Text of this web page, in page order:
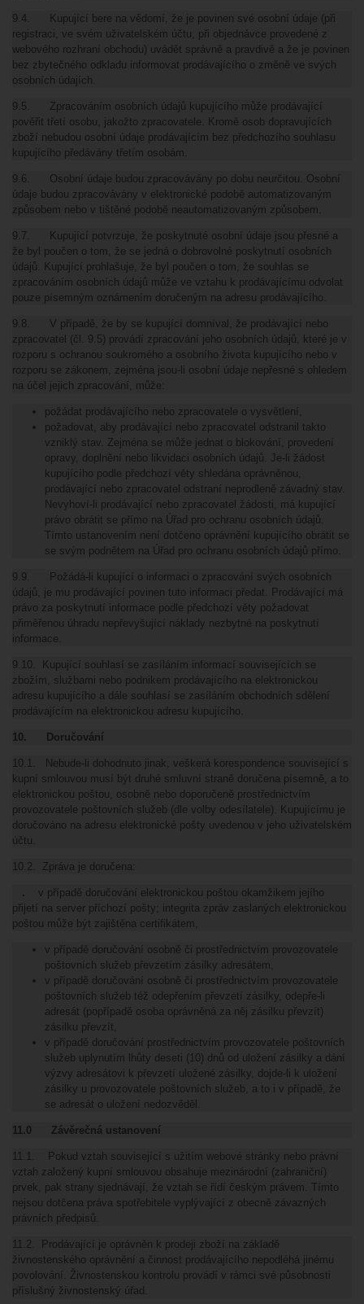
9.4. Kupující bere na vědomí, že je povinen své osobní údaje (při
registraci, ve svém uživatelském účtu, při objednávce provedené z
webového rozhraní obchodu) uvádět správně a pravdivě a že je povinen
bez zbytečného odkladu informovat prodávajícího o změně ve svých
osobních údajích.
9.5. Zpracováním osobních údajů kupujícího může prodávající
pověřit třetí osobu, jakožto zpracovatele. Kromě osob dopravujících
zboží nebudou osobní údaje prodávajícím bez předchozího souhlasu
kupujícího předávány třetím osobám.
9.6. Osobní údaje budou zpracovávány po dobu neurčitou. Osobní
údaje budou zpracovávány v elektronické podobě automatizovaným
způsobem nebo v tištěné podobě neautomatizovaným způsobem.
9.7. Kupující potvrzuje, že poskytnuté osobní údaje jsou přesné a
že byl poučen o tom, že se jedná o dobrovolné poskytnutí osobních
údajů. Kupující prohlašuje, že byl poučen o tom, že souhlas se
zpracováním osobních údajů může ve vztahu k prodávajícímu odvolat
pouze písemným oznámením doručeným na adresu prodávajícího.
9.8. V případě, že by se kupující domníval, že prodávající nebo
zpracovatel (čl. 9.5) provádí zpracování jeho osobních údajů, které je v
rozporu s ochranou soukromého a osobního života kupujícího nebo v
rozporu se zákonem, zejména jsou-li osobní údaje nepřesné s ohledem
na účel jejich zpracování, může:
požádat prodávajícího nebo zpracovatele o vysvětlení,
požadovat, aby prodávající nebo zpracovatel odstranil takto
vzniklý stav. Zejména se může jednat o blokování, provedení
opravy, doplnění nebo likvidaci osobních údajů. Je-li žádost
kupujícího podle předchozí věty shledána oprávněnou,
prodávající nebo zpracovatel odstraní neprodleně závadný stav.
Nevyhoví-li prodávající nebo zpracovatel žádosti, má kupující
právo obrátit se přímo na Úřad pro ochranu osobních údajů.
Tímto ustanovením není dotčeno oprávnění kupujícího obrátit se
se svým podnětem na Úřad pro ochranu osobních údajů přímo.
9.9. Požádá-li kupující o informaci o zpracování svých osobních
údajů, je mu prodávající povinen tuto informaci předat. Prodávající má
právo za poskytnutí informace podle předchozí věty požadovat
přiměřenou úhradu nepřevyšující náklady nezbytné na poskytnutí
informace.
9.10. Kupující souhlasí se zasíláním informací souvisejících se
zbožím, službami nebo podnikem prodávajícího na elektronickou
adresu kupujícího a dále souhlasí se zasíláním obchodních sdělení
prodávajícím na elektronickou adresu kupujícího.
10. Doručování
10.1. Nebude-li dohodnuto jinak, veškerá korespondence související s
kupní smlouvou musí být druhé smluvní straně doručena písemně, a to
elektronickou poštou, osobně nebo doporučeně prostřednictvím
provozovatele poštovních služeb (dle volby odesílatele). Kupujícímu je
doručováno na adresu elektronické pošty uvedenou v jeho uživatelském
účtu.
10.2. Zpráva je doručena:
.
v případě doručování elektronickou poštou okamžikem jejího
přijetí na server příchozí pošty; integrita zpráv zaslaných elektronickou
poštou může být zajištěna certifikátem,
v případě doručování osobně či prostřednictvím provozovatele
poštovních služeb převzetím zásilky adresátem,
v případě doručování osobně či prostřednictvím provozovatele
poštovních služeb též odepřením převzetí zásilky, odepře-li
adresát (popřípadě osoba oprávněná za něj zásilku převzít)
zásilku převzít,
v případě doručování prostřednictvím provozovatele poštovních
služeb uplynutím lhůty deseti (10) dnů od uložení zásilky a dání
výzvy adresátovi k převzetí uložené zásilky, dojde-li k uložení
zásilky u provozovatele poštovních služeb, a to i v případě, že
se adresát o uložení nedozvěděl.
11.0 Závěrečná ustanovení
11.1. Pokud vztah související s užitím webové stránky nebo právní
vztah založený kupní smlouvou obsahuje mezinárodní (zahraniční)
prvek, pak strany sjednávají, že vztah se řídí českým právem. Tímto
nejsou dotčena práva spotřebitele vyplývající z obecně závazných
právních předpisů.
11.2. Prodávající je oprávněn k prodeji zboží na základě
živnostenského oprávnění a činnost prodávajícího nepodléhá jinému
povolování. Živnostenskou kontrolu provádí v rámci své působnosti
příslušný živnostenský úřad.